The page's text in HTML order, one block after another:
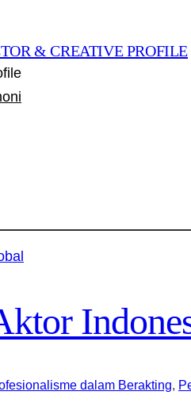
& CREATIVE PROFILE
dalam Berakting,